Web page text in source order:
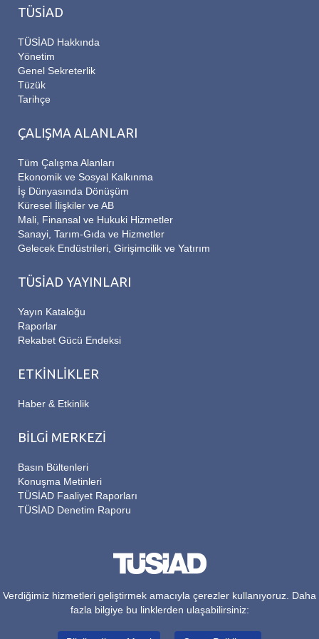
TÜSİAD
TÜSİAD Hakkında
Yönetim
Genel Sekreterlik
Tüzük
Tarihçe
ÇALIŞMA ALANLARI
Tüm Çalışma Alanları
Ekonomik ve Sosyal Kalkınma
İş Dünyasında Dönüşüm
Küresel İlişkiler ve AB
Mali, Finansal ve Hukuki Hizmetler
Sanayi, Tarım-Gıda ve Hizmetler
Gelecek Endüstrileri, Girişimcilik ve Yatırım
TÜSİAD YAYINLARI
Yayın Kataloğu
Raporlar
Rekabet Gücü Endeksi
ETKİNLİKLER
Haber & Etkinlik
BİLGİ MERKEZİ
Basın Bültenleri
Konuşma Metinleri
TÜSİAD Faaliyet Raporları
TÜSİAD Denetim Raporu
Verdiğimiz hizmetleri geliştirmek amacıyla çerezler kullanıyoruz. Daha
fazla bilgiye bu linklerden ulaşabilirsiniz: